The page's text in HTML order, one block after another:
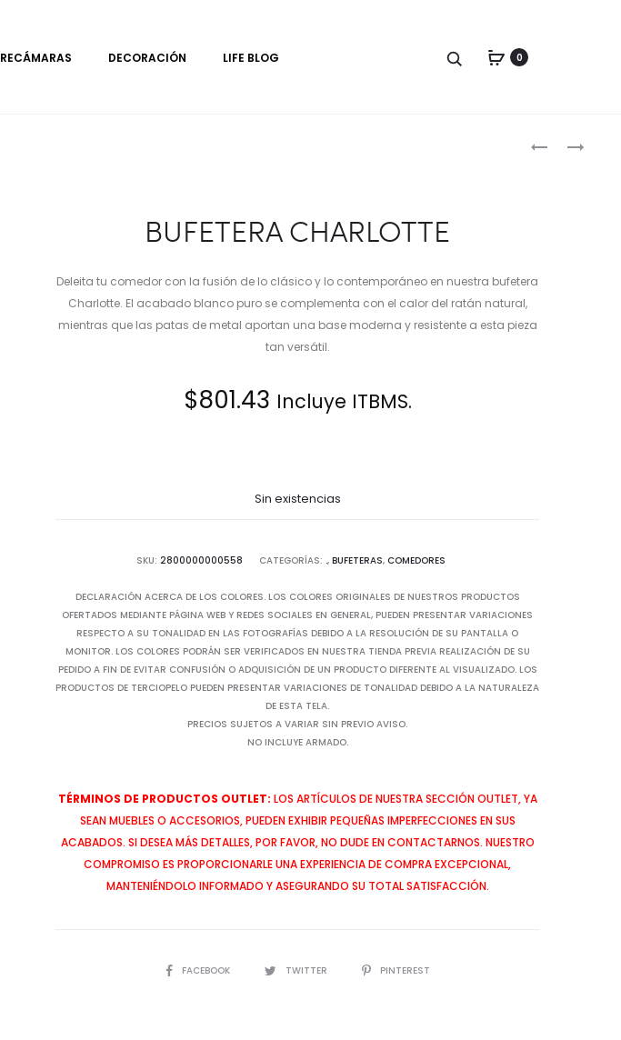
RECÁMARAS DECORACIÓN LIFE BLOG 0
BUFETERA
BUFETERA
BUFETERA CHARLOTTE
Deleita tu comedor con la fusión de lo clásico y lo contemporáneo en nuestra bufetera
Charlotte. El acabado blanco puro se complementa con el calor del ratán natural,
mientras que las patas de metal aportan una base moderna y resistente a esta pieza
tan versátil.
$801.43 Incluye ITBMS.
Sin existencias
SKU: 2800000000558 CATEGORÍAS: ., BUFETERAS, COMEDORES
DECLARACIÓN ACERCA DE LOS COLORES. LOS COLORES ORIGINALES DE NUESTROS PRODUCTOS
OFERTADOS MEDIANTE PÁGINA WEB Y REDES SOCIALES EN GENERAL, PUEDEN PRESENTAR VARIACIONES
RESPECTO A SU TONALIDAD EN LAS FOTOGRAFÍAS DEBIDO A LA RESOLUCIÓN DE SU PANTALLA O
MONITOR. LOS COLORES PODRÁN SER VERIFICADOS EN NUESTRA TIENDA PREVIA REALIZACIÓN DE SU
PEDIDO A FIN DE EVITAR CONFUSIÓN O ADQUISICIÓN DE UN PRODUCTO DIFERENTE AL VISUALIZADO. LOS
PRODUCTOS DE TERCIOPELO PUEDEN PRESENTAR VARIACIONES DE TONALIDAD DEBIDO A LA NATURALEZA
DE ESTA TELA.
PRECIOS SUJETOS A VARIAR SIN PREVIO AVISO.
NO INCLUYE ARMADO.
TÉRMINOS DE PRODUCTOS OUTLET: LOS ARTÍCULOS DE NUESTRA SECCIÓN OUTLET, YA
SEAN MUEBLES O ACCESORIOS, PUEDEN EXHIBIR PEQUEÑAS IMPERFECCIONES EN SUS
ACABADOS. SI DESEA MÁS DETALLES, POR FAVOR, NO DUDE EN CONTACTARNOS. NUESTRO
COMPROMISO ES PROPORCIONARLE UNA EXPERIENCIA DE COMPRA EXCEPCIONAL,
MANTENIÉNDOLO INFORMADO Y ASEGURANDO SU TOTAL SATISFACCIÓN.
SHAREFACEBOOK TWITTER PINTEREST